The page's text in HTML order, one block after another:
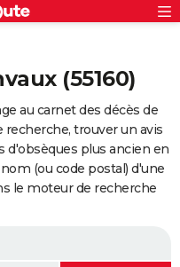
(55160)
au carnet des décès de
recherche, trouver un avis
d'obsèques plus ancien en
(ou code postal) d'une
le moteur de recherche